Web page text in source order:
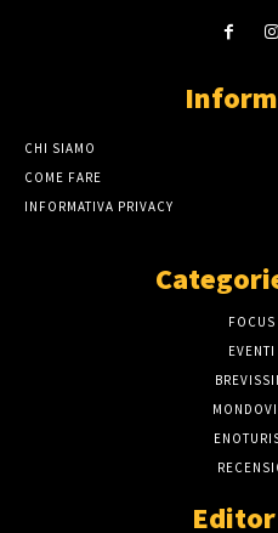
CHI SIAMO
COME FARE
INFORMATIVA PRIVACY
FOCUS
EVENTI